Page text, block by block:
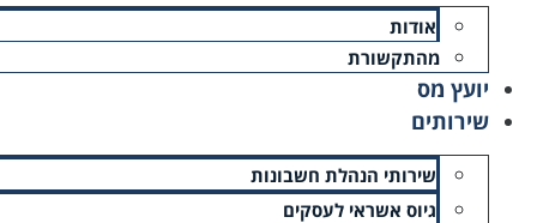
אודות
מהתקשורת
יועץ מס
שירותים
שירותי הנהלת חשבונות
גיוס אשראי לעסקים